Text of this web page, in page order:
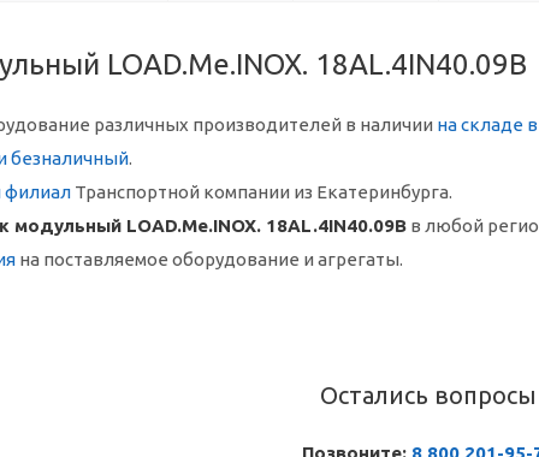
LOAD.Me.INOX. 18AL.4IN40.09B
различных производителей в наличии на складе
безналичный.
филиал Транспортной компании из Екатеринбурга.
модульный LOAD.Me.INOX. 18AL.4IN40.09B в любой
на поставляемое оборудование и агрегаты.
Остались вопросы
Позвоните: 8 800 201-95-